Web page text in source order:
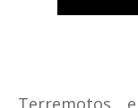
Terremotos